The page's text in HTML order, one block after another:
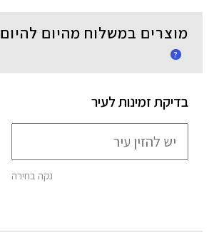
מוצרים במשלוח מהיום להיום
?
בדיקת זמינות לעיר
נקה בחירה